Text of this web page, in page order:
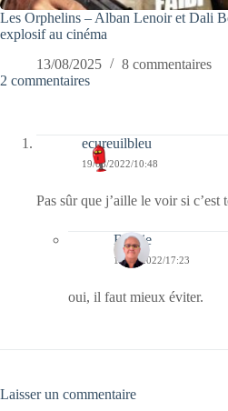
Les Orphelins – Alban Lenoir et Dali
explosif au cinéma
13/08/2025
8 commentaires
2 commentaires
ecureuilbleu
19/08/2022/10:48
Pas sûr que j’aille le voir si
Bernie
19/08/2022/17:23
oui, il faut mieux éviter.
Laisser un commentaire